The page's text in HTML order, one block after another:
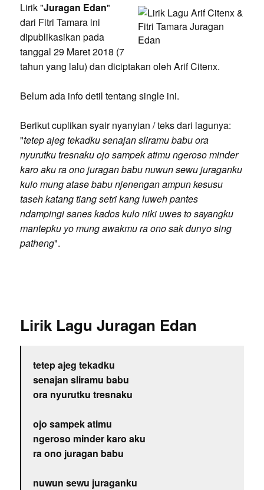
Lirik "Juragan Edan"
dari Fitri Tamara ini
dipublikasikan pada
tanggal 29 Maret 2018 (7
tahun yang lalu) dan diciptakan oleh Arif Citenx.
Belum ada info detil tentang single ini.
Berikut cuplikan syair nyanyian / teks dari lagunya:
"tetep ajeg tekadku senajan sliramu babu ora
nyurutku tresnaku ojo sampek atimu ngeroso minder
karo aku ra ono juragan babu nuwun sewu juraganku
kulo mung atase babu njenengan ampun kesusu
taseh katang tiang setri kang luweh pantes
ndampingi sanes kados kulo niki uwes to sayangku
mantepku yo mung awakmu ra ono sak dunyo sing
patheng".
Lirik Lagu Juragan Edan
tetep ajeg tekadku
senajan sliramu babu
ora nyurutku tresnaku
ojo sampek atimu
ngeroso minder karo aku
ra ono juragan babu
nuwun sewu juraganku